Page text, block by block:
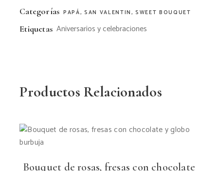
Categorías PAPÁ, SAN VALENTIN, SWEET BOUQUET
Etiquetas Aniversarios y celebraciones
Productos Relacionados
Bouquet de rosas, fresas con chocolate